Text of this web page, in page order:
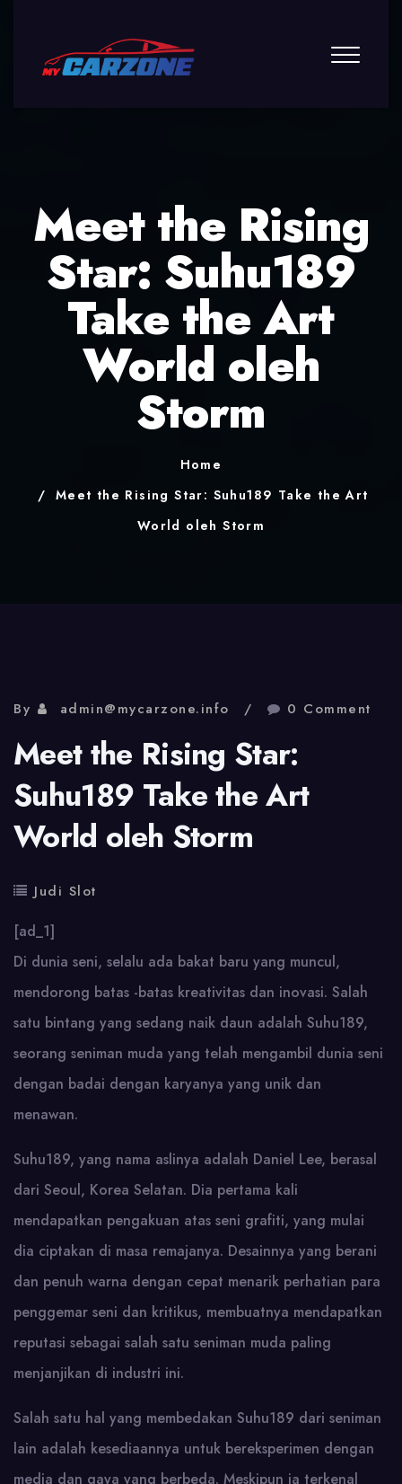
Meet the Rising
Star: Suhu189
Take the Art
World oleh
Storm
Home
Meet the Rising Star: Suhu189 Take the Art
World oleh Storm
By admin@mycarzone.info 0 Comment
Meet the Rising Star:
Suhu189 Take the Art
World oleh Storm
Judi Slot
[ad_1]
Di dunia seni, selalu ada bakat baru yang muncul,
mendorong batas -batas kreativitas dan inovasi. Salah
satu bintang yang sedang naik daun adalah Suhu189,
seorang seniman muda yang telah mengambil dunia seni
dengan badai dengan karyanya yang unik dan
menawan.
Suhu189, yang nama aslinya adalah Daniel Lee, berasal
dari Seoul, Korea Selatan. Dia pertama kali
mendapatkan pengakuan atas seni grafiti, yang mulai
dia ciptakan di masa remajanya. Desainnya yang berani
dan penuh warna dengan cepat menarik perhatian para
penggemar seni dan kritikus, membuatnya mendapatkan
reputasi sebagai salah satu seniman muda paling
menjanjikan di industri ini.
Salah satu hal yang membedakan Suhu189 dari seniman
lain adalah kesediaannya untuk bereksperimen dengan
media dan gaya yang berbeda. Meskipun ia terkenal